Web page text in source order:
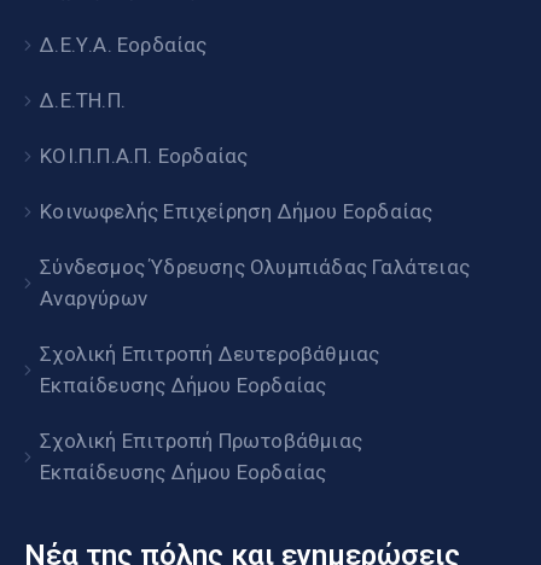
Δ.Ε.Υ.Α. Εορδαίας
Δ.Ε.ΤΗ.Π.
ΚΟΙ.Π.Π.Α.Π. Εορδαίας
Κοινωφελής Επιχείρηση Δήμου Εορδαίας
Σύνδεσμος Ύδρευσης Ολυμπιάδας Γαλάτειας
Αναργύρων
Σχολική Επιτροπή Δευτεροβάθμιας
Εκπαίδευσης Δήμου Εορδαίας
Σχολική Επιτροπή Πρωτοβάθμιας
Εκπαίδευσης Δήμου Εορδαίας
Νέα της πόλης και ενημερώσεις